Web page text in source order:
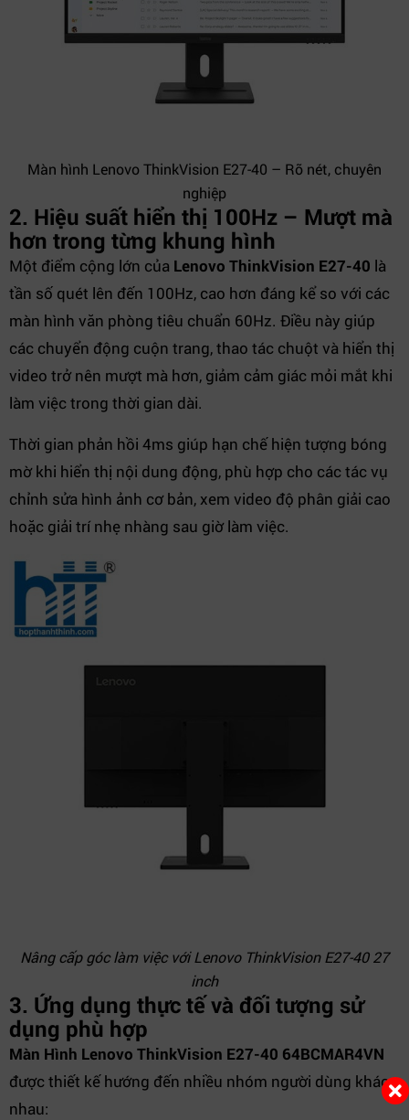
Màn hình Lenovo ThinkVision E27-40 – Rõ nét, chuyên
nghiệp
2. Hiệu suất hiển thị 100Hz – Mượt mà
hơn trong từng khung hình
Một điểm cộng lớn của Lenovo ThinkVision E27-40 là
tần số quét lên đến 100Hz, cao hơn đáng kể so với các
màn hình văn phòng tiêu chuẩn 60Hz. Điều này giúp
các chuyển động cuộn trang, thao tác chuột và hiển thị
video trở nên mượt mà hơn, giảm cảm giác mỏi mắt khi
làm việc trong thời gian dài.
Thời gian phản hồi 4ms giúp hạn chế hiện tượng bóng
mờ khi hiển thị nội dung động, phù hợp cho các tác vụ
chỉnh sửa hình ảnh cơ bản, xem video độ phân giải cao
hoặc giải trí nhẹ nhàng sau giờ làm việc.
Nâng cấp góc làm việc với Lenovo ThinkVision E27-40 27
inch
3. Ứng dụng thực tế và đối tượng sử
dụng phù hợp
Màn Hình Lenovo ThinkVision E27-40 64BCMAR4VN
được thiết kế hướng đến nhiều nhóm người dùng khác
nhau: